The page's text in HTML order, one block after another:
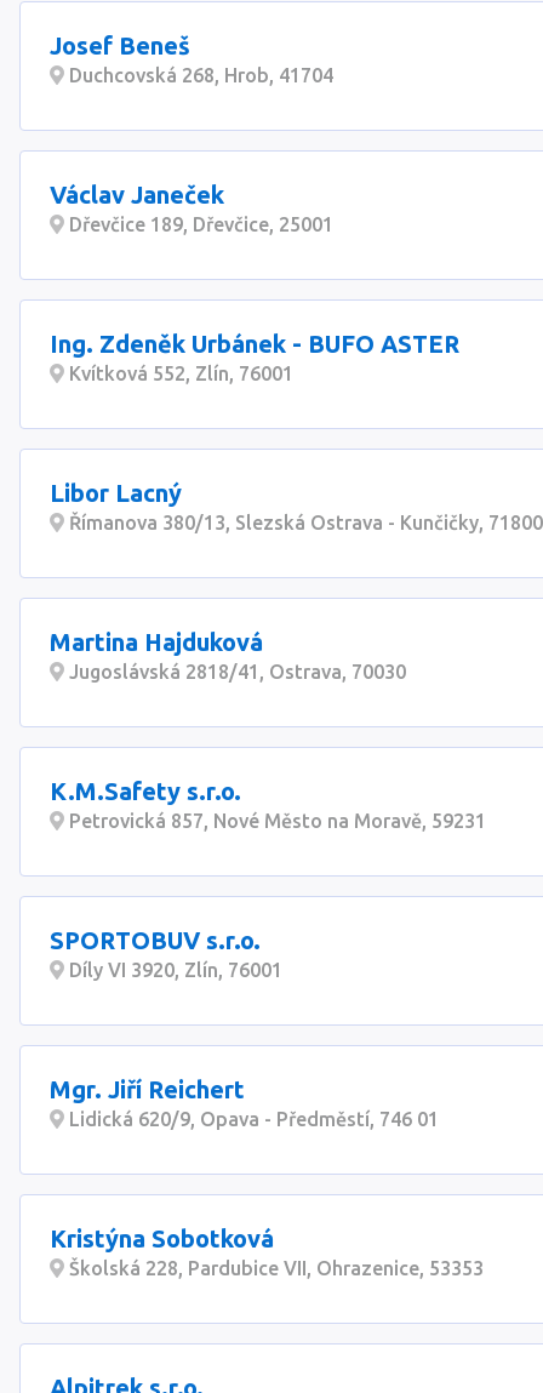
Josef Beneš
Duchcovská 268, Hrob, 41704
Václav Janeček
Dřevčice 189, Dřevčice, 25001
Ing. Zdeněk Urbánek - BUFO ASTER
Kvítková 552, Zlín, 76001
Libor Lacný
Římanova 380/13, Slezská Ostrava - Kunčičky, 71800
Martina Hajduková
Jugoslávská 2818/41, Ostrava, 70030
K.M.Safety s.r.o.
Petrovická 857, Nové Město na Moravě, 59231
SPORTOBUV s.r.o.
Díly VI 3920, Zlín, 76001
Mgr. Jiří Reichert
Lidická 620/9, Opava - Předměstí, 746 01
Kristýna Sobotková
Školská 228, Pardubice VII, Ohrazenice, 53353